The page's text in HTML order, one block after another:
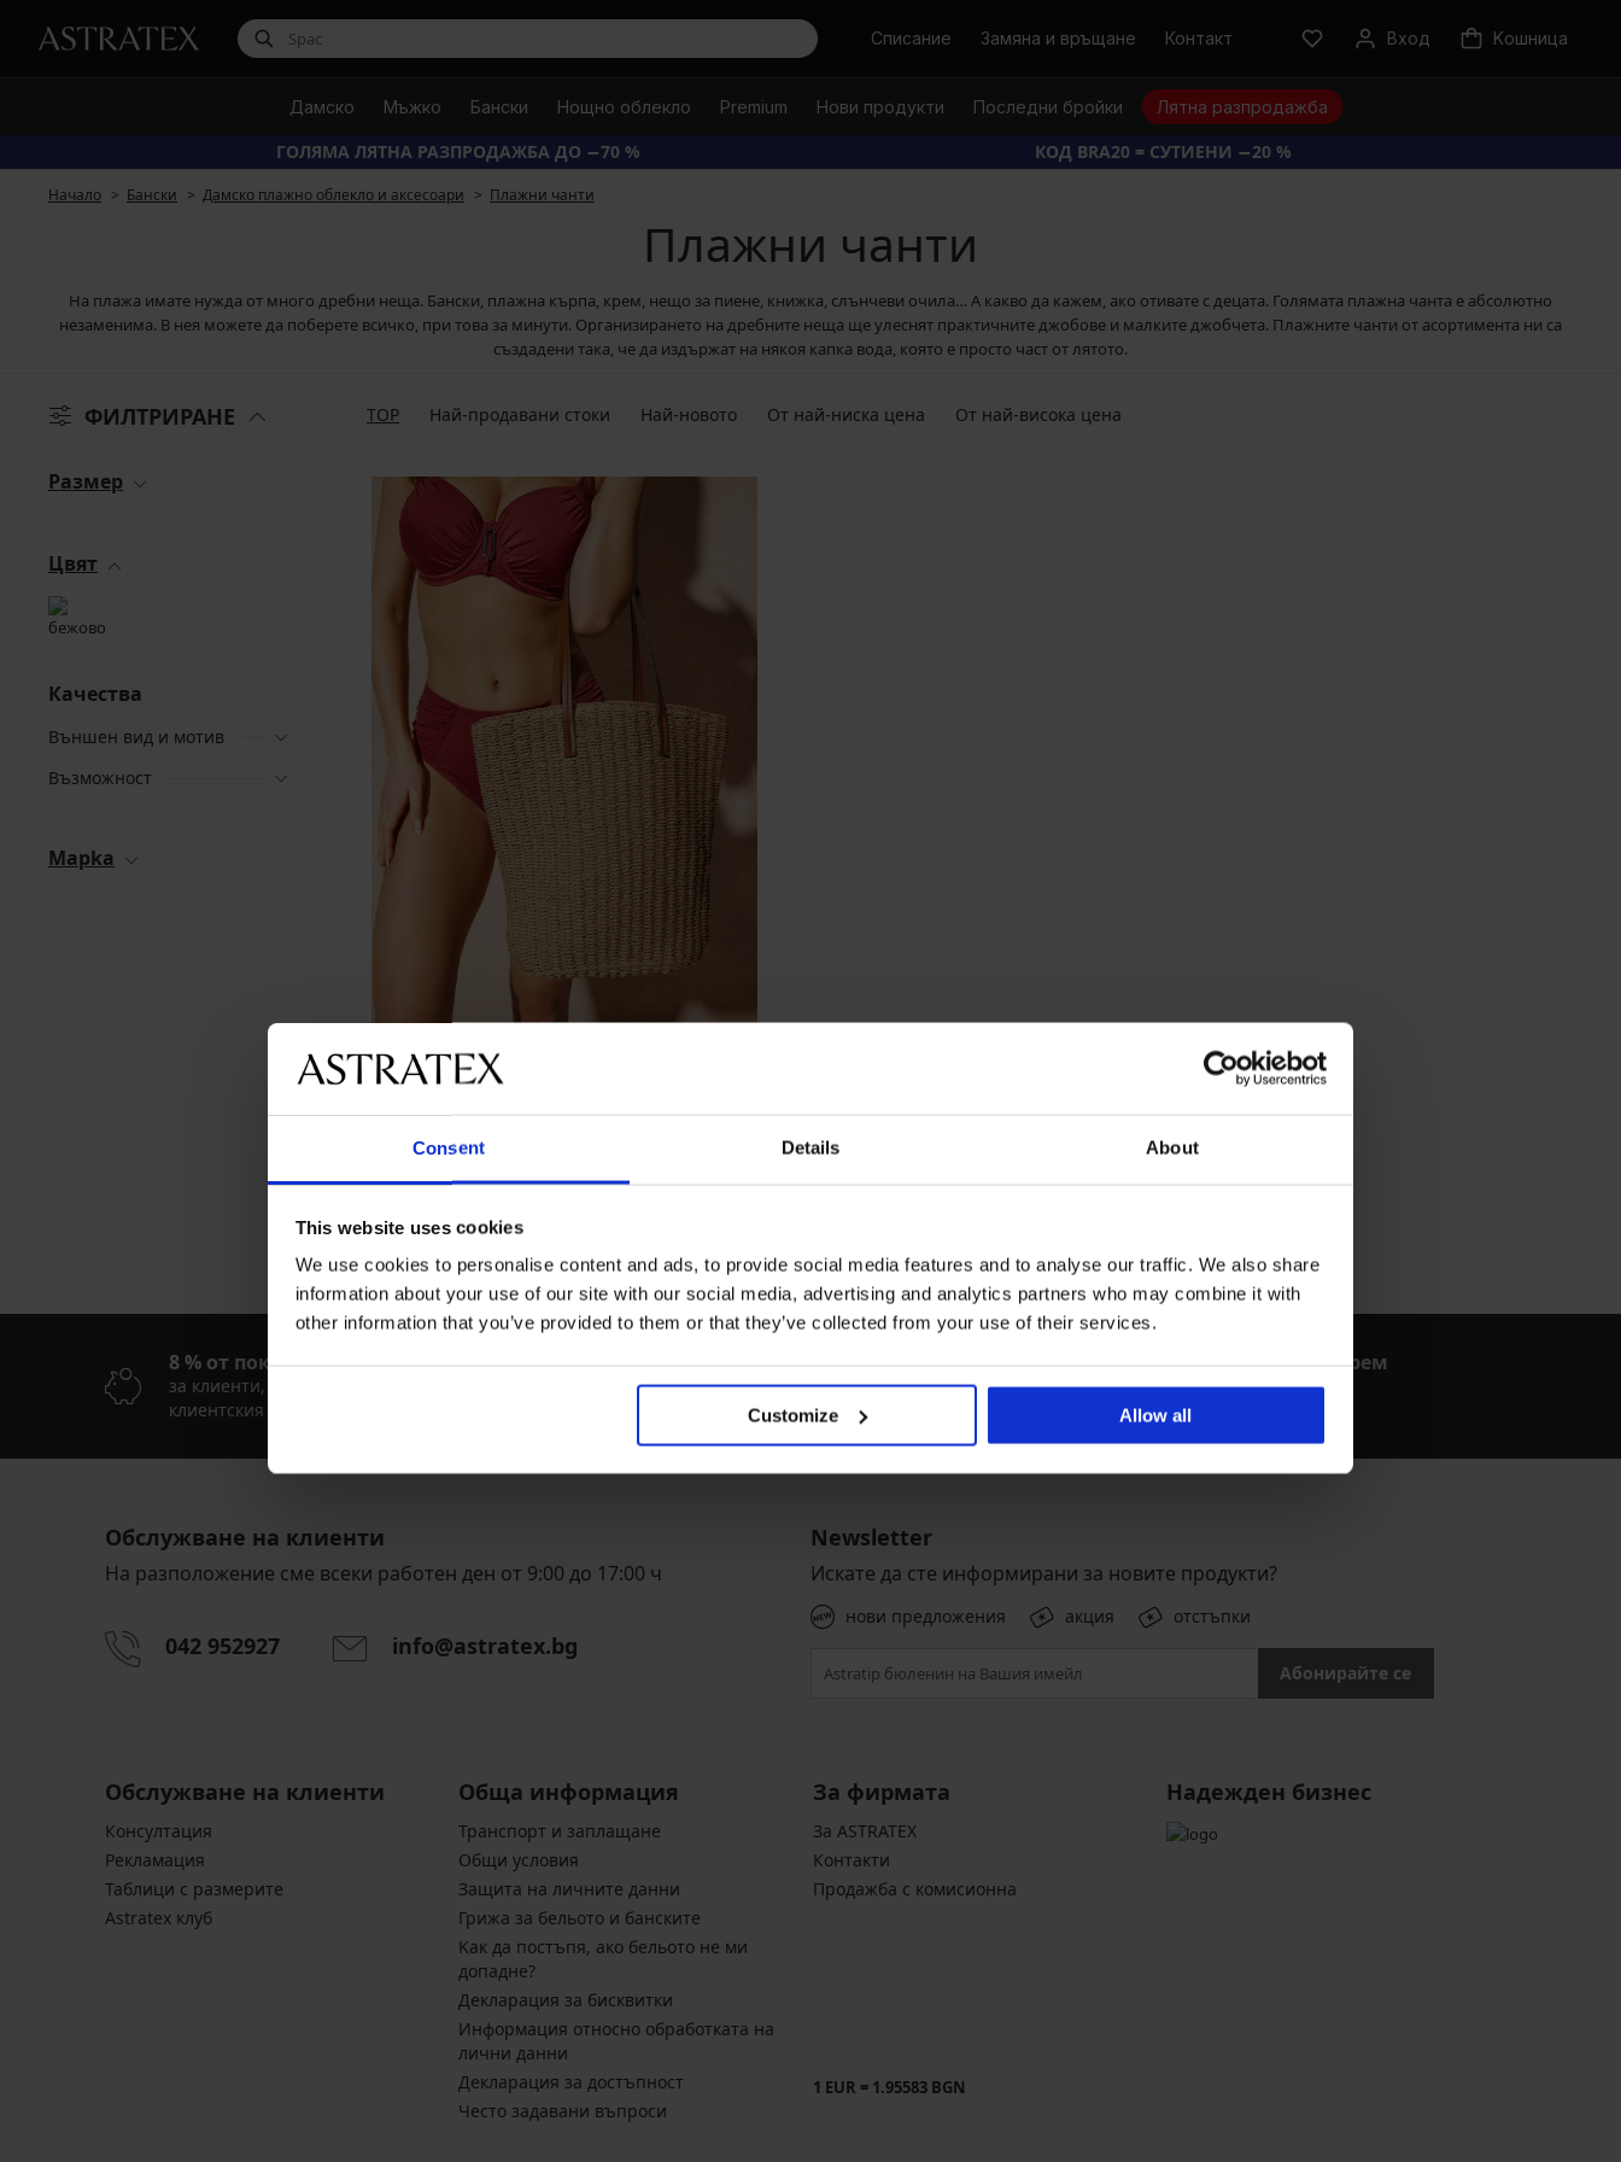
Consent Details About
This website uses cookies
We use cookies to personalise content and ads, to provide social media features and to analyse our traffic. We also share
information about your use of our site with our social media, advertising and analytics partners who may combine it with
other information that you’ve provided to them or that they’ve collected from your use of their services.
Customize Allow all
ТърсиСписание Замяна и връщане Контакт Вход Kошница
Дамско Мъжко Бански Нощно облекло Premium Нови продукти Последни бройки Лятна разпродажба
ГОЛЯМА ЛЯТНА РАЗПРОДАЖБА ДО −70 % КОД BRA20 = СУТИЕНИ −20 %
Начало Бански Дамско плажно облекло и аксесоари Плажни чанти
Плажни чанти
На плажа имате нужда от много дребни неща. Бански, плажна кърпа, крем, нещо за пиене, книжка, слънчеви очила… А какво да кажем, ако отивате с децата. Голямата плажна чанта е абсолютно
незаменима. В нея можете да поберете всичко, при това за минути. Организирането на дребните неща ще улеснят практичните джобове и малките джобчета. Плажните чанти от асортимента ни са
създадени така, че да издържат на някоя капка вода, която е просто част от лятото.
ФИЛТРИРАНЕ TOP Най-продавани стоки Най-новото От най-ниска цена От най-висока цена
Размер
Цвят
Качества
Външен вид и мотив
Възможност
Mapka
Плажна чанта Calyra
32,99 €(64,52 лв.)
8 % от покупката обратно
за клиенти, които пазаруват през
клиентския си акаунт
Безплатна замяна и
Лесно и само в няколко стъпки
Изгодна
Доставка
Как да изберем
Сутиен
Обслужване на клиенти
На разположение сме всеки работен ден от 9:00 до 17:00 ч
042 952927 info@astratex.bg
Newsletter
Искате да сте информирани за новите продукти?
нови предложения акция отстъпки
Абонирайте се
Обслужване на клиенти
Консултация
Pекламация
Таблици с размерите
Astratex клуб
Обща информация
Транспорт и заплащане
Общи условия
Защита на личните данни
Грижа за бельото и банските
Kак да постъпя, ако бельото не ми
допадне?
Декларация за бисквитки
Информация относно обработката на
лични данни
Декларация за достъпност
Често задавани въпроси
За фирмата
За ASTRATEX
Контакти
Продажба с комисионна
1 EUR = 1.95583 BGN
Надежден бизнес